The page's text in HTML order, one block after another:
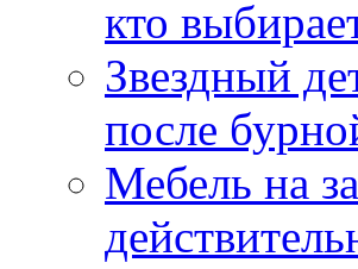
кто
Звездный
после
Мебель на